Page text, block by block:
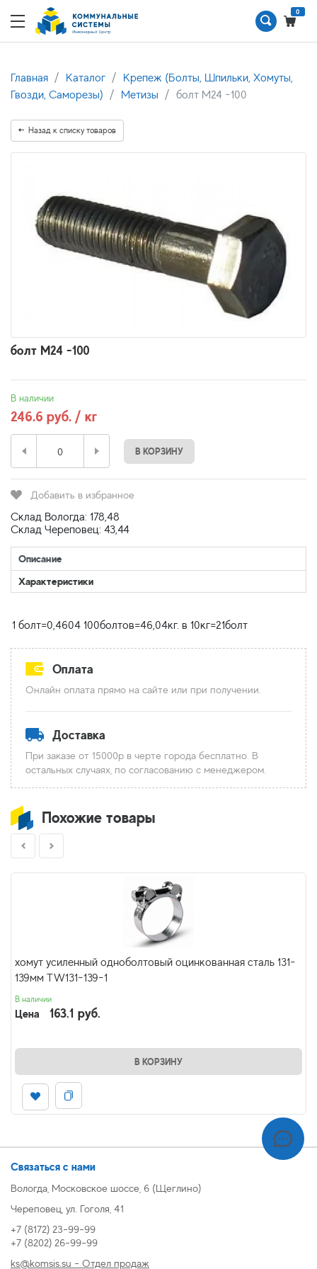
0
Главная Каталог
Крепеж (Болты, Шпильки, Хомуты,
Гвозди, Саморезы)
Метизы болт М24 -100
Назад к списку товаров
болт М24 -100
В наличии
246.6 руб. / кг
В КОРЗИНУ
Добавить в избранное
Склад Вологда: 178,48
Склад Череповец: 43,44
Описание
Характеристики
Оплата
Онлайн оплата прямо на сайте или при получении.
Доставка
При заказе от 15000р в черте города бесплатно. В
остальных случаях, по согласованию с менеджером.
Похожие товары
хомут усиленный одноболтовый оцинкованная сталь 131-
139мм TW131-139-1
В наличии
Цена 163.1 руб.
В КОРЗИНУ
Связаться с нами
Вологда, Московское шоссе, 6 (Щеглино)
Череповец, ул. Гоголя, 41
+7 (8172) 23-99-99
+7 (8202) 26-99-99
ks@komsis.su - Отдел продаж